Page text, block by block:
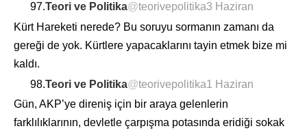
97.Teori ve Politika@teorivepolitika3 Haziran
Kürt Hareketi nerede? Bu soruyu sormanın zamanı da
gereği de yok. Kürtlere yapacaklarını tayin etmek bize mi
kaldı.
98.Teori ve Politika@teorivepolitika1 Haziran
Gün, AKP’ye direniş için bir araya gelenlerin
farklılıklarının, devletle çarpışma potasında eridiği sokak